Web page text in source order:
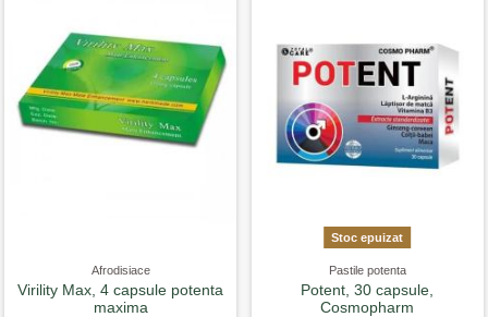
Afrodisiace
Virility Max, 4 capsule potenta
maxima
Stoc epuizat
Pastile potenta
Potent, 30 capsule,
Cosmopharm